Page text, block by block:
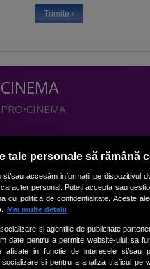
CINEMA
PRO•CINEMA
DIVERTISMENT
PRO•TV
Romanii au talent
Vocea Romaniei
Las Fierbinti
La Maruta
Apropo TV
tale personale să rămână
sau accesăm informații pe dispozitivul
personal. Puteți accepta sau
cu politica de confidențialitate. Aceste
Mai multe detalii
si agentiile de publicitate
date pentru a permite website-ului sa
afisate in functie de interesele si/
si pentru a analiza traficul pe